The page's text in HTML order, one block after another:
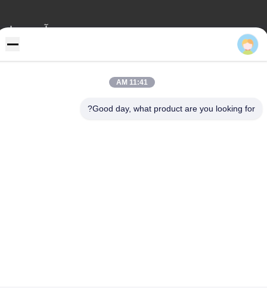
آدرس ما
خطاب
تلفن
11:41 AM
Good day, what product are you looking for?